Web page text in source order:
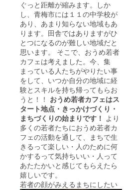
ぐっと距離が縮みます。しか
し、青梅市には１１の中学校が
あり、あまり知らない地域もあ
ります。田舎ではありますがひ
とつになるのが難しい地域だと
思います。 そこで、おうめ若者
カフェは考えました。今、集
まっている人たちがやりたい事
をして、いつか自分の地域に経
験とスキルを持ち帰ってもらお
うと！！ おうめ若者カフェはス
タート地点・きっかけづくり・
まちづくりの始まりです！ より
多くの若者たちにおうめ若者カ
フェの活動を通して、まちで生
きるって楽しい・人のために何
かするって気持ちいい・人って
あたたかいと感じてもらえたら
嬉しいです。
若者の顔がみえるまちにしたい